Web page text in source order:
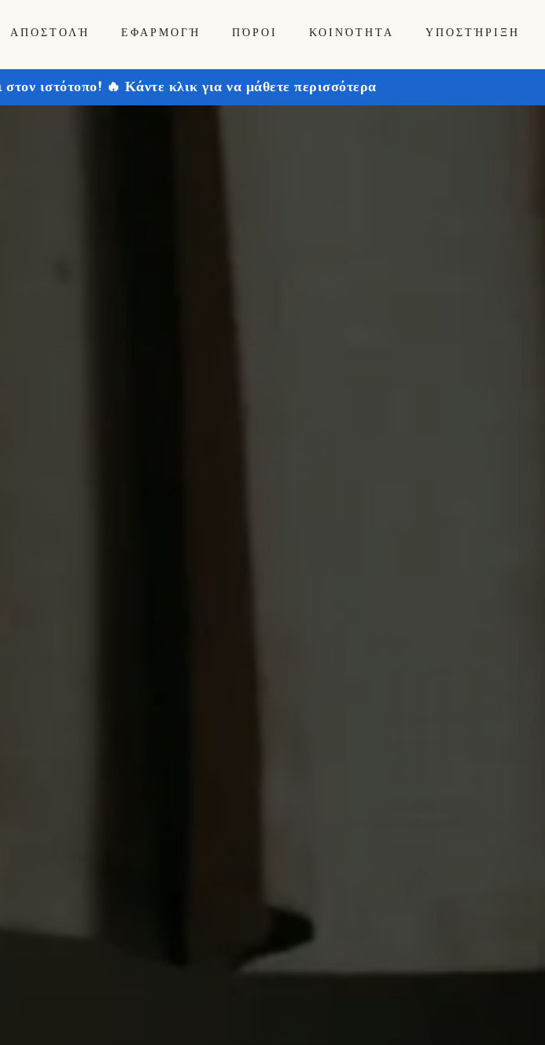
ΑΠΟΣΤΟΛΉ ΕΦΑΡΜΟΓΉ ΠΌΡΟΙ ΚΟΙΝΌΤΗΤΑ ΥΠΟΣΤΉΡΙΞΗ
ιστότοπο! 🔥 Κάντε κλικ για να μάθετε περισσότερα